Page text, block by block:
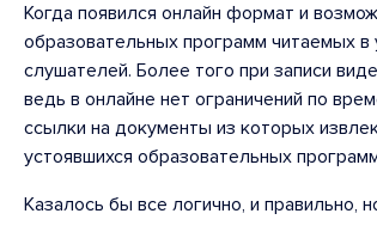
Когда появился онлайн формат и
образовательных программ читаемых в
слушателей. Более того при записи
ведь в онлайне нет ограничений по
ссылки на документы из которых
устоявшихся образовательных
Казалось бы все логично, и правильно,